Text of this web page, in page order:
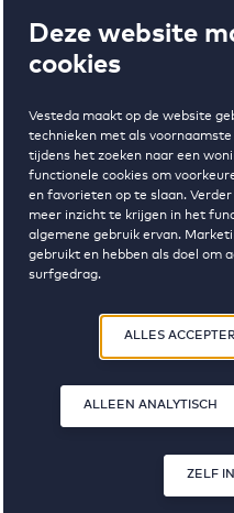
Deze website
cookies
Vesteda maakt op de website
technieken met als
tijdens het zoeken naar een
functionele cookies om
en favorieten op te slaan.
meer inzicht te krijgen in het
algemene gebruik ervan.
gebruikt en hebben als doel om
surfgedrag.
Door op ‘Zelf instellen’ te
en uw voorkeuren aanpassen.
te klikken, gaat u akkoord met
ALLES
ALLEEN ANALYTISCH
ZELF
Dotterbloem Erf 11
Erf 11
De Draai